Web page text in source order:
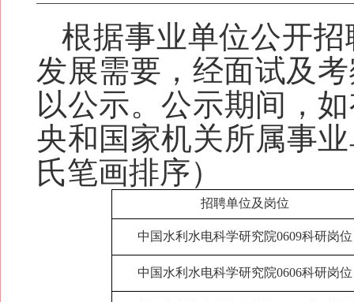
根据事业单位公开
发展需要，经面试及
以公示。公示期间，
央和国家机关所属事
氏笔画排序）
招聘单位及岗位
中国水利水电科学研究院0609科研岗位
中国水利水电科学研究院0606科研岗位